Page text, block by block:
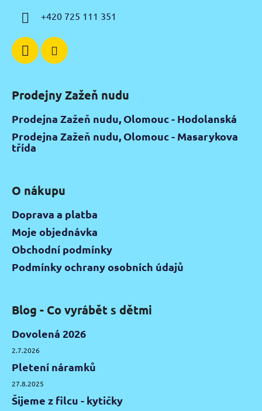
+420 725 111 351
Prodejny Zažeň nudu
Prodejna Zažeň nudu, Olomouc - Hodolanská
Prodejna Zažeň nudu, Olomouc - Masarykova
třída
O nákupu
Doprava a platba
Moje objednávka
Obchodní podmínky
Podmínky ochrany osobních údajů
Blog - Co vyrábět s dětmi
Dovolená 2026
2.7.2026
Pletení náramků
27.8.2025
Šijeme z filcu - kytičky